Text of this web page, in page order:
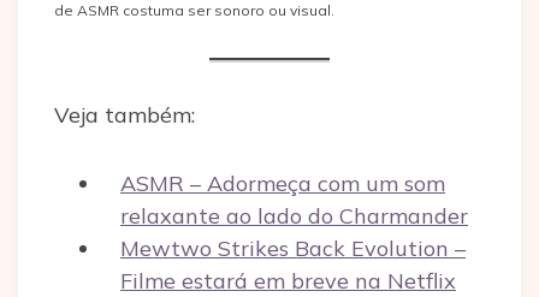
de ASMR costuma ser sonoro ou visual.
Veja também:
ASMR – Adormeça com um som
relaxante ao lado do Charmander
Mewtwo Strikes Back Evolution –
Filme estará em breve na Netflix